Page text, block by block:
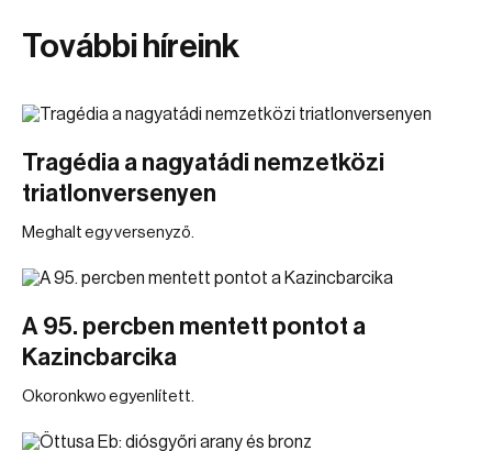
További híreink
Tragédia a nagyatádi nemzetközi
triatlonversenyen
Meghalt egy versenyző.
A 95. percben mentett pontot a
Kazincbarcika
Okoronkwo egyenlített.